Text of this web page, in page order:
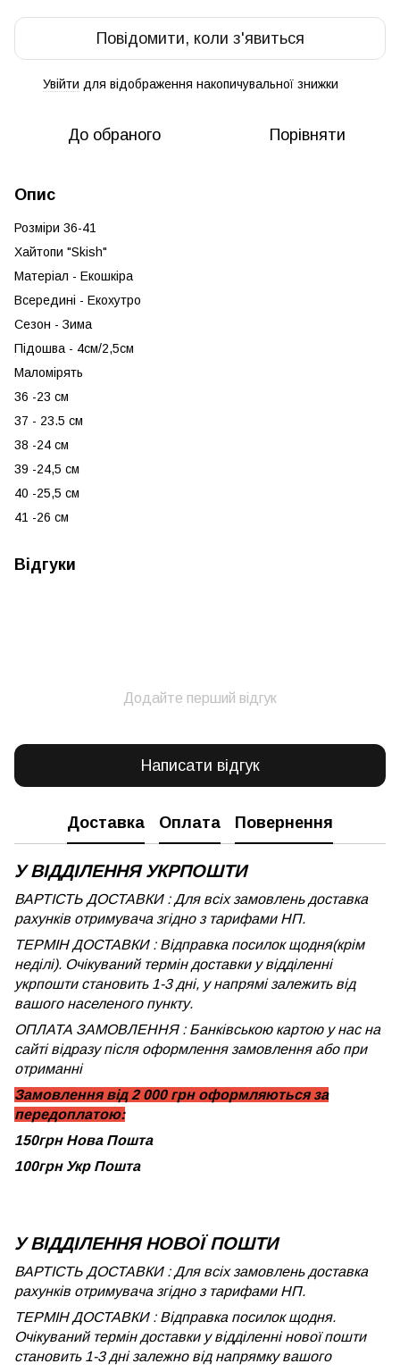
Повідомити, коли з'явиться
Увійти для відображення накопичувальної знижки
До обраного Порівняти
Опис
Розміри 36-41
Хайтопи "Skish"
Матеріал - Екошкіра
Всередині - Екохутро
Сезон - Зима
Підошва - 4см/2,5см
Маломірять
36 -23 см
37 - 23.5 см
38 -24 см
39 -24,5 см
40 -25,5 см
41 -26 см
Відгуки
Додайте перший відгук
Написати відгук
Доставка Оплата Повернення
У ВІДДІЛЕННЯ УКРПОШТИ
ВАРТІСТЬ ДОСТАВКИ : Для всіх замовлень доставка
рахунків отримувача згідно з тарифами НП.
ТЕРМІН ДОСТАВКИ : Відправка посилок щодня(крім
неділі). Очікуваний термін доставки у відділенні
укрпошти становить 1-3 дні, у напрямі залежить від
вашого населеного пункту.
ОПЛАТА ЗАМОВЛЕННЯ : Банківською картою у нас на
сайті відразу після оформлення замовлення або при
отриманні
Замовлення від 2 000 грн оформляються за
передоплатою:
150грн Нова Пошта
100грн Укр Пошта
У ВІДДІЛЕННЯ НОВОЇ ПОШТИ
ВАРТІСТЬ ДОСТАВКИ : Для всіх замовлень доставка
рахунків отримувача згідно з тарифами НП.
ТЕРМІН ДОСТАВКИ : Відправка посилок щодня.
Очікуваний термін доставки у відділенні нової пошти
становить 1-3 дні залежно від напрямку вашого